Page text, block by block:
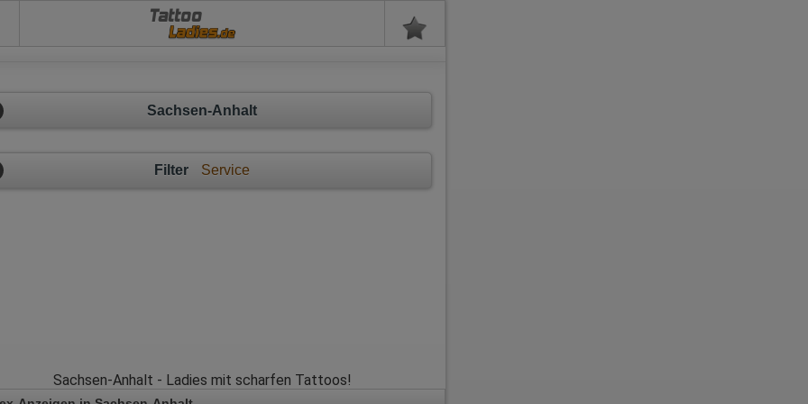
Tattoo
Sachsen-Anhalt
Filter Service
Sachsen-Anhalt - Ladies mit scharfen Tattoos!